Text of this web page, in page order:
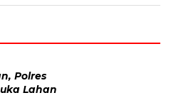
Polres
Lahan